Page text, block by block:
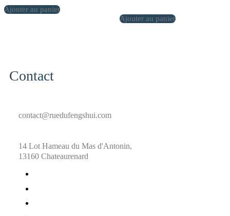
69,90 €.59,90 €.
Ajouter au panier
69,90 €.59,90 €.
Ajouter au panier
Contact
contact@ruedufengshui.com
14 Lot Hameau du Mas d'Antonin,
13160 Chateaurenard